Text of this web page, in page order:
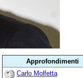
Approfondimenti
Carlo Molfetta